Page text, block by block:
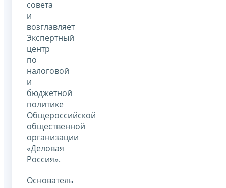
совета
и
возглавляет
Экспертный
центр
по
налоговой
и
бюджетной
политике
Общероссийской
общественной
организации
«Деловая
Россия».
Основатель